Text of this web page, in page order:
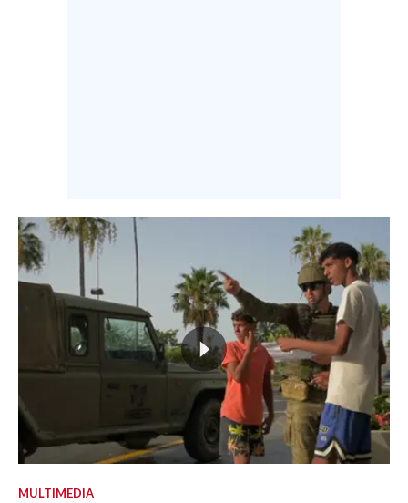
MULTIMEDIA